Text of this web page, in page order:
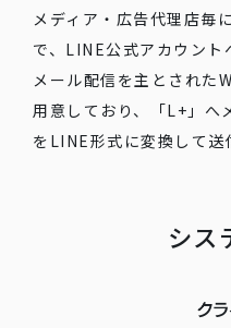
メディア・広告代理店毎
で、LINE公式アカウント
メール配信を主とされた
用意しており、「L+」へ
をLINE形式に変換して送
シス